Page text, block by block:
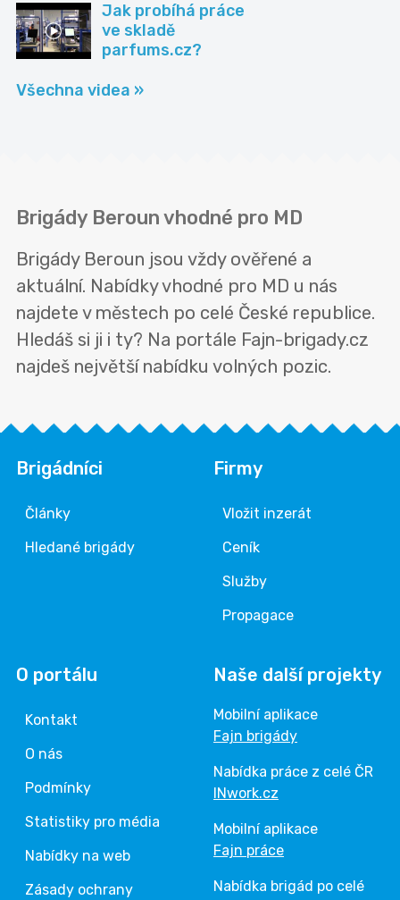
Jak probíhá práce
ve skladě
parfums.cz?
Všechna videa »
Brigády Beroun vhodné pro MD
Brigády Beroun jsou vždy ověřené a
aktuální. Nabídky vhodné pro MD u nás
najdete v městech po celé České republice.
Hledáš si ji i ty? Na portále Fajn-brigady.cz
najdeš největší nabídku volných pozic.
Brigádníci
Články
Hledané brigády
Firmy
Vložit inzerát
Ceník
Služby
Propagace
O portálu
Kontakt
O nás
Podmínky
Statistiky pro média
Nabídky na web
Zásady ochrany
Naše další projekty
Mobilní aplikace
Fajn brigády
Nabídka práce z celé ČR
INwork.cz
Mobilní aplikace
Fajn práce
Nabídka brigád po celé